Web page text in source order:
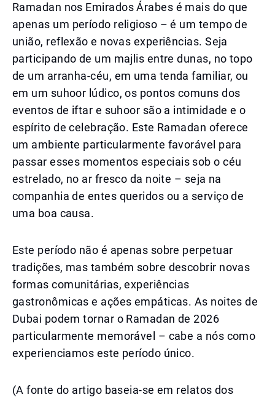
Ramadan nos Emirados Árabes é mais do que
apenas um período religioso – é um tempo de
união, reflexão e novas experiências. Seja
participando de um majlis entre dunas, no topo
de um arranha-céu, em uma tenda familiar, ou
em um suhoor lúdico, os pontos comuns dos
eventos de iftar e suhoor são a intimidade e o
espírito de celebração. Este Ramadan oferece
um ambiente particularmente favorável para
passar esses momentos especiais sob o céu
estrelado, no ar fresco da noite – seja na
companhia de entes queridos ou a serviço de
uma boa causa.
Este período não é apenas sobre perpetuar
tradições, mas também sobre descobrir novas
formas comunitárias, experiências
gastronômicas e ações empáticas. As noites de
Dubai podem tornar o Ramadan de 2026
particularmente memorável – cabe a nós como
experienciamos este período único.
(A fonte do artigo baseia-se em relatos dos